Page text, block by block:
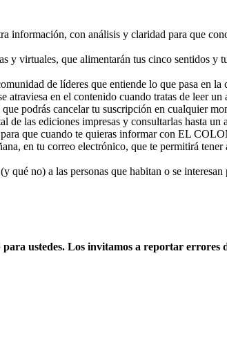
información, con análisis y claridad para que
y virtuales, que alimentarán tus cinco sentidos y
de líderes que entiende lo que pasa
en el contenido cuando tratas de leer
podrás cancelar tu suscripción en cualquier
las ediciones impresas y consultarlas hasta un
que cuando te quieras informar con EL
en tu correo electrónico, que te permitirá
qué no) a las personas que habitan o se
ustedes. Los invitamos a reportar